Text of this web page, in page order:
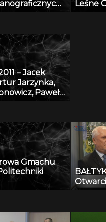
YA
Leśne
– Jacek
Jarzynka,
Paweł
Gmachu